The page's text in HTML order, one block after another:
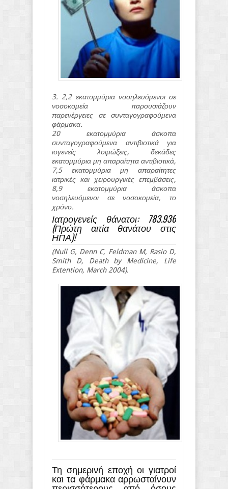
3. 2,2 εκατομμύρια νοσηλευόμενοι σε
νοσοκομεία παρουσιάζουν
παρενέργειες σε συνταγογραφούμενα
φάρμακα.
20 εκατομμύρια άσκοπα
συνταγογραφούμενα αντιβιοτικά για
ιογενείς λοιμώξεις, δεκάδες
εκατομμύρια μη απαραίτητα αντιβιοτικά,
7,5 εκατομμύρια μη απαραίτητες
ιατρικές και χειρουργικές επεμβάσεις,
8,9 εκατομμύρια άσκοπα
νοσηλευόμενοι σε νοσοκομεία, το
χρόνο.
Ιατρογενείς θάνατοι: 783.936
(Πρώτη αιτία θανάτου στις
ΗΠΑ)!
(Null G, Denn C, Feldman M, Rasio D,
Smith D, Death by Medicine, Life
Extention, March 2004).
Τη σημερινή εποχή οι γιατροί
και τα φάρμακα αρρωσταίνουν